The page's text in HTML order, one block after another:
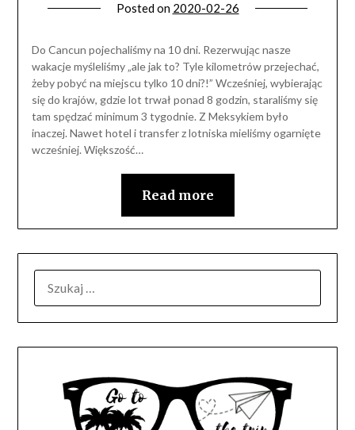
Posted on 2020-02-26
Do Cancun pojechaliśmy na 10 dni. Rezerwując nasze
wakacje myśleliśmy „ale jak to? Tyle kilometrów przejechać,
żeby pobyć na miejscu tylko 10 dni?!” Wcześniej, wybierając
się do krajów, gdzie lot trwał ponad 8 godzin, staraliśmy się
tam spędzać minimum 3 tygodnie. Z Meksykiem było
inaczej. Nawet hotel i transfer z lotniska mieliśmy ogarnięte
wcześniej. Większość…
Read more